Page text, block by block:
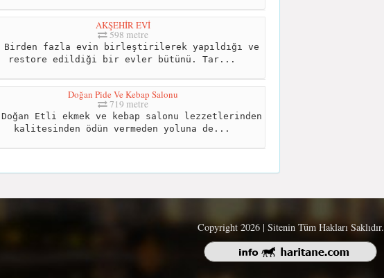
AKŞEHİR EVİ
598 metre
Birden fazla evin birleştirilerek yapıldığı ve
restore edildiği bir evler bütünü. Tar...
Doğan Pide Ve Kebap Salonu
719 metre
Doğan Etli ekmek ve kebap salonu lezzetlerinden
kalitesinden ödün vermeden yoluna de...
Copyright 2026 | Sitenin Tüm Hakları Saklıdır.